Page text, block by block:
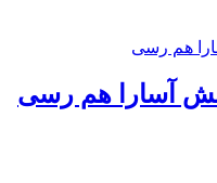
آسارا هم رسی